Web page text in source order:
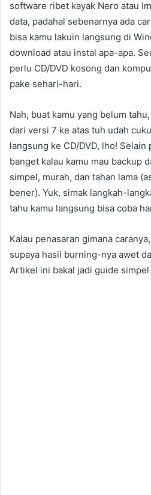
software ribet kayak Nero atau
data, padahal sebenarnya ada
bisa kamu lakuin langsung di
download atau instal apa-apa.
perlu CD/DVD kosong dan
pake sehari-hari.
Nah, buat kamu yang belum
dari versi 7 ke atas tuh udah
langsung ke CD/DVD, lho!
banget kalau kamu mau backup
simpel, murah, dan tahan lama
bener). Yuk, simak langkah-
tahu kamu langsung bisa coba
Kalau penasaran gimana
supaya hasil burning-nya awet
Artikel ini bakal jadi guide